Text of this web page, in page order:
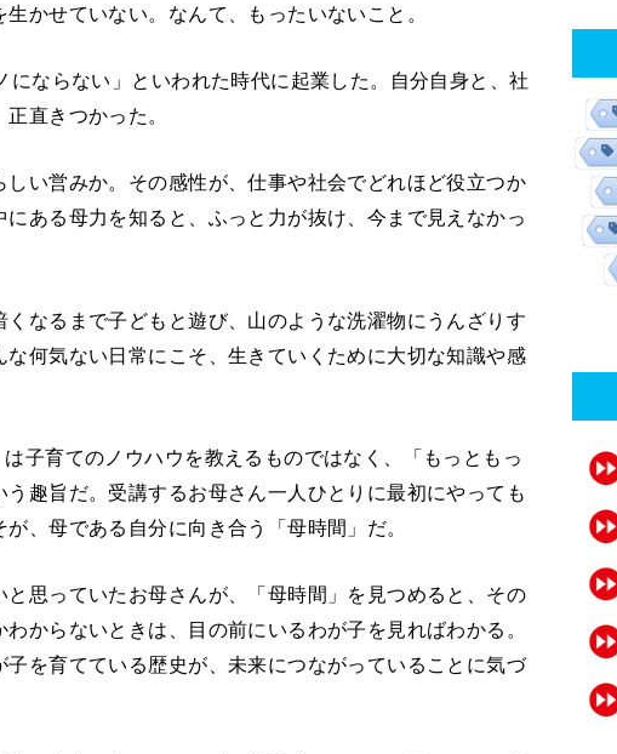
かせていない。なんて、もったいないこと。
ならない」といわれた時代に起業した。自分自身と、社
直きつかった。
い営みか。その感性が、仕事や社会でどれほど役立つか
ある母力を知ると、ふっと力が抜け、今まで見えなかっ
なるまで子どもと遊び、山のような洗濯物にうんざりす
何気ない日常にこそ、生きていくために大切な知識や感
子育てのノウハウを教えるものではなく、「もっともっ
趣旨だ。受講するお母さん一人ひとりに最初にやっても
、母である自分に向き合う「母時間」だ。
思っていたお母さんが、「母時間」を見つめると、その
からないときは、目の前にいるわが子を見ればわかる。
を育てている歴史が、未来につながっていることに気づ